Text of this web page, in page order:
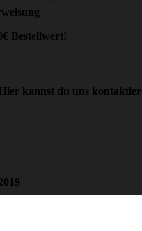
Bestellwert!
kannst du uns